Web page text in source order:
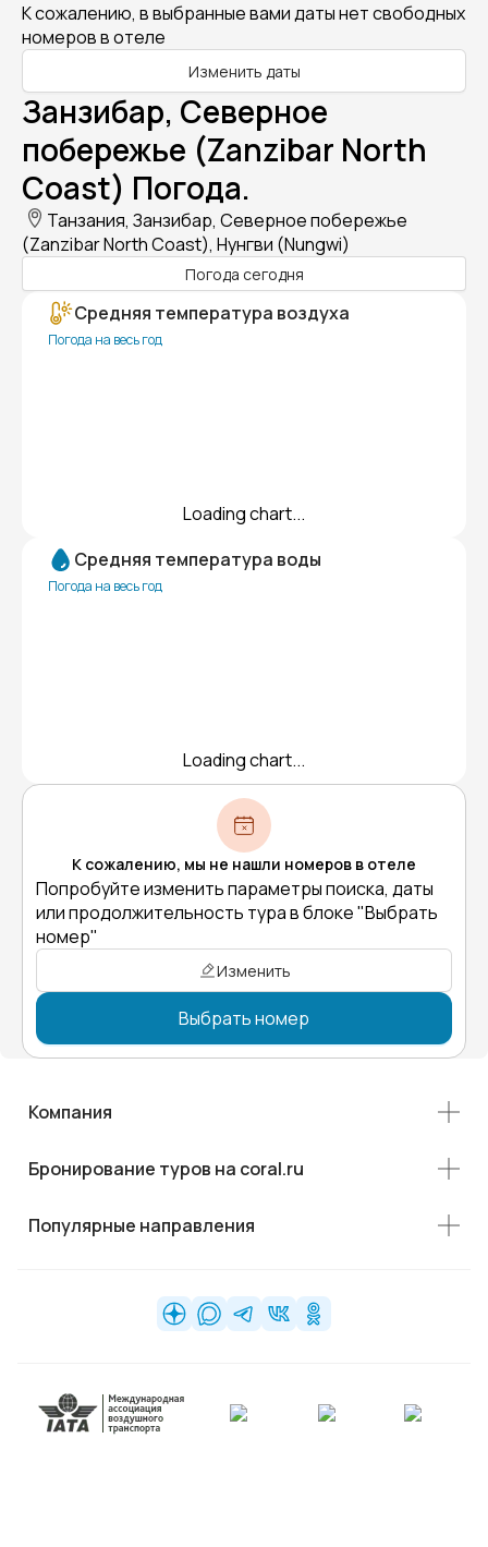
К сожалению, в выбранные вами даты нет свободных
номеров в отеле
Изменить даты
Занзибар, Северное
побережье (Zanzibar North
Coast) Погода.
Танзания, Занзибар, Северное побережье
(Zanzibar North Coast), Нунгви (Nungwi)
Погода сегодня
Средняя температура воздуха
Погода на весь год
Loading chart...
Средняя температура воды
Погода на весь год
Loading chart...
К сожалению, мы не нашли номеров в отеле
Попробуйте изменить параметры поиска, даты
или продолжительность тура в блоке "Выбрать
номер"
Изменить
Выбрать номер
Компания
Бронирование туров на coral.ru
Популярные направления